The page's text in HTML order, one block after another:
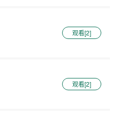
观看[2]
观看[2]